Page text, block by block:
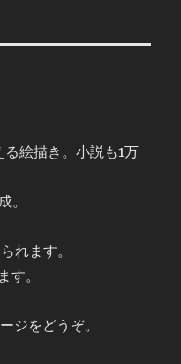
絵描き。小説も1万
。
れます。
す。
ジをどうぞ。